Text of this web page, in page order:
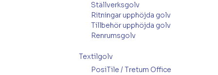
Ställverksgolv
Ritningar upphöjda golv
Tillbehör upphöjda golv
Renrumsgolv
Textilgolv
PosiTile / Tretum Office